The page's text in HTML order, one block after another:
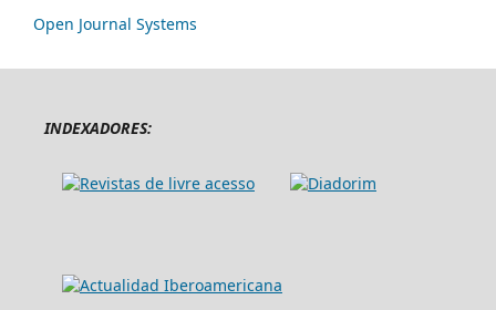
Open Journal Systems
INDEXADORES: